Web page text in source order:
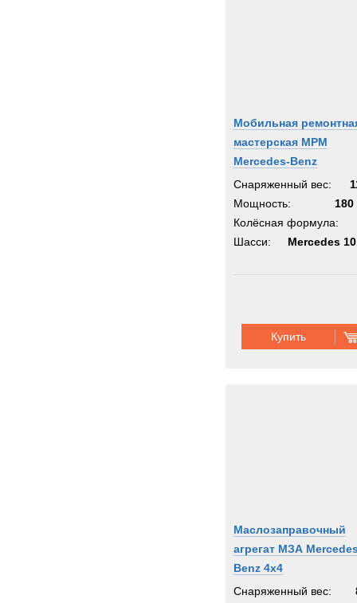
Мобильная
мастерская МРМ
Mercedes-Benz
Снаряженный вес:
Мощность:
180
Колёсная формула:
Шасси:
Mercedes
Купить
Маслозаправочный
агрегат МЗА
Benz 4x4
Снаряженный вес: